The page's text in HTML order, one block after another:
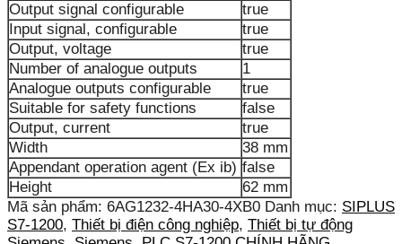
Output signal configurable
true
Input signal, configurable
true
Output, voltage
true
Number of analogue outputs
1
Analogue outputs configurable
true
Suitable for safety functions
false
Output, current
true
Width
38 mm
Appendant operation agent (Ex ib) false
Height
62 mm
Mã sản phẩm: 6AG1232-4HA30-4XB0 Danh mục: SIPLUS
S7-1200, Thiết bị điện công nghiệp, Thiết bị tự động